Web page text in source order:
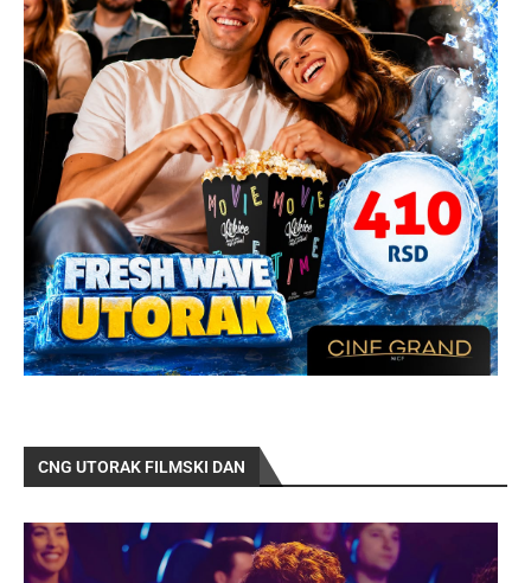
CNG UTORAK FILMSKI DAN